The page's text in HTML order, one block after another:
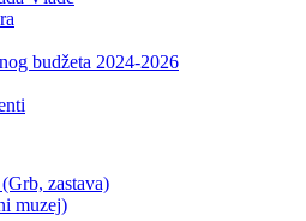
Vlade
budžeta 2024-2026